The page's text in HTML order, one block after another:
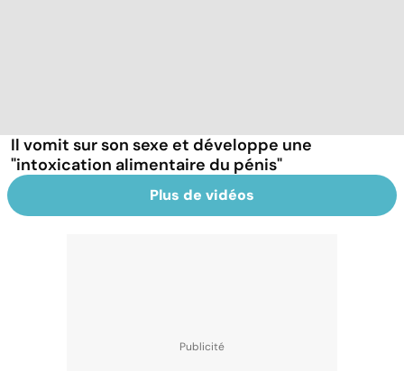
Il vomit sur son sexe et développe une
"intoxication alimentaire du pénis"
Plus de vidéos